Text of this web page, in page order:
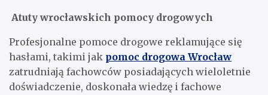
Atuty wrocławskich pomocy drogowych
Profesjonalne pomoce drogowe reklamujące się
hasłami, takimi jak pomoc drogowa Wrocław
zatrudniają fachowców posiadających wieloletnie
doświadczenie, doskonała wiedzę i fachowe